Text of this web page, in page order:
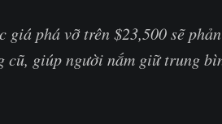
giá phá vỡ trên $23,500 sẽ
cũ, giúp người nắm giữ trung